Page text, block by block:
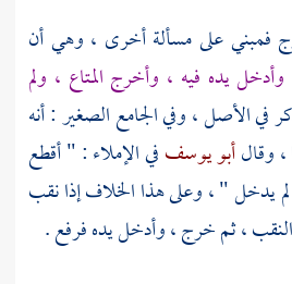
فمبني على مسألة أخرى ، وهي أن
يده فيه ، وأخرج المتاع ، ولم
في الأصل ، وفي الجامع الصغير : أنه
وقالأبو يوسففي الإملاء : " أقطع
لم يدخل " ، وعلى هذا الخلاف إذا نقب
، ثم خرج ، وأدخل يده فرفع .